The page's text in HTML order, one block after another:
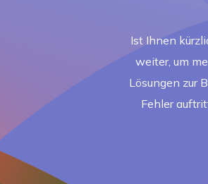
Ist Ihnen
weiter, um
Lösungen zur
Fehler